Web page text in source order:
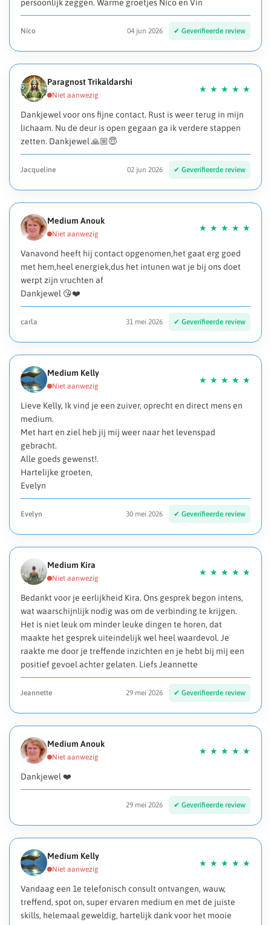
persoonlijk zeggen. Warme groetjes Nico en Vin
Nico 04 jun 2026
Paragnost Trikaldarshi
Dankjewel voor ons fijne contact. Rust is weer terug in mijn
lichaam. Nu de deur is open gegaan ga ik verdere stappen
zetten. Dankjewel 🙏🏼😇
Jacqueline 02 jun 2026
Medium Anouk
Vanavond heeft hij contact opgenomen,het gaat erg goed
met hem,heel energiek,dus het intunen wat je bij ons doet
werpt zijn vruchten af
Dankjewel 😘❤️
carla 31 mei 2026
Medium Kelly
Lieve Kelly, Ik vind je een zuiver, oprecht en direct mens en
medium.
Met hart en ziel heb jij mij weer naar het levenspad
gebracht.
Alle goeds gewenst!.
Hartelijke groeten,
Evelyn
Evelyn 30 mei 2026
Medium Kira
Bedankt voor je eerlijkheid Kira. Ons gesprek begon intens,
wat waarschijnlijk nodig was om de verbinding te krijgen.
Het is niet leuk om minder leuke dingen te horen, dat
maakte het gesprek uiteindelijk wel heel waardevol. Je
raakte me door je treffende inzichten en je hebt bij mij een
positief gevoel achter gelaten. Liefs Jeannette
Jeannette 29 mei 2026
Medium Anouk
Dankjewel ❤️
29 mei 2026
Medium Kelly
Vandaag een 1e telefonisch consult ontvangen, wauw,
treffend, spot on, super ervaren medium en met de juiste
skills, helemaal geweldig, hartelijk dank voor het mooie